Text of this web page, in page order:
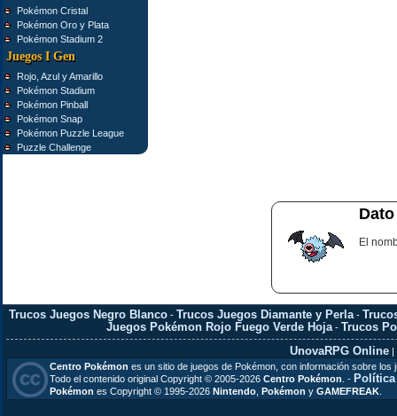
Pokémon Cristal
Pokémon Oro y Plata
Pokémon Stadium 2
Juegos I Gen
Rojo, Azul y Amarillo
Pokémon Stadium
Pokémon Pinball
Pokémon Snap
Pokémon Puzzle League
Puzzle Challenge
El
Trucos Juegos Negro Blanco -Trucos Juegos Diamante y Perla -
Juegos Pokémon Rojo Fuego Verde Hoja- Trucos
UnovaRPG Online|
Centro Pokémon es un sitio de juegos de Pokémon, con información sobre
Todo el contenido original Copyright © 2005-2026 Centro Pokémon . -
Pokémon es Copyright © 1995-2026 Nintendo Pokémon y GAMEFREAK